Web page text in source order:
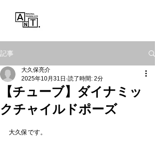
記事
【チューブ】ダイナミッ
クチャイルドポーズ
大久保亮介
2025年10月31日 読了時間: 2分
大久保です。